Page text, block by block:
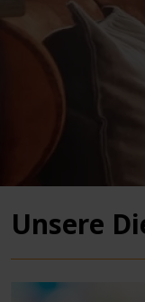
Unsere